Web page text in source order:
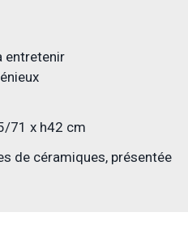
entretenir
71 x h42 cm
de céramiques, présentée